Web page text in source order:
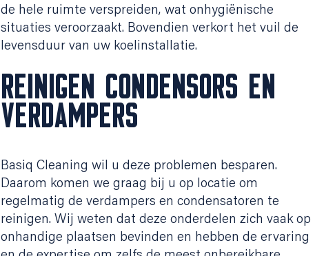
de hele ruimte verspreiden, wat onhygiënische
situaties veroorzaakt. Bovendien verkort het vuil de
levensduur van uw koelinstallatie.
REINIGEN CONDENSORS EN
VERDAMPERS
Basiq Cleaning wil u deze problemen besparen.
Daarom komen we graag bij u op locatie om
regelmatig de verdampers en condensatoren te
reinigen. Wij weten dat deze onderdelen zich vaak op
onhandige plaatsen bevinden en hebben de ervaring